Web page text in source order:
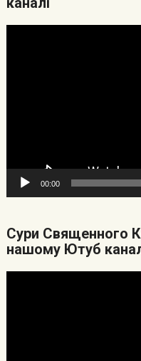
00:00
Cури Священного
нашому Ютуб